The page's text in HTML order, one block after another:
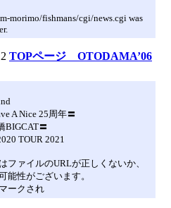
morimo/fishmans/cgi/news.cgi was
TOPページ OTODAMA’06
A Nice 25周年〓
BIGCAT〓
TOUR 2021
ファイルのURLが正しくないか、
能性がございます。
ークされ